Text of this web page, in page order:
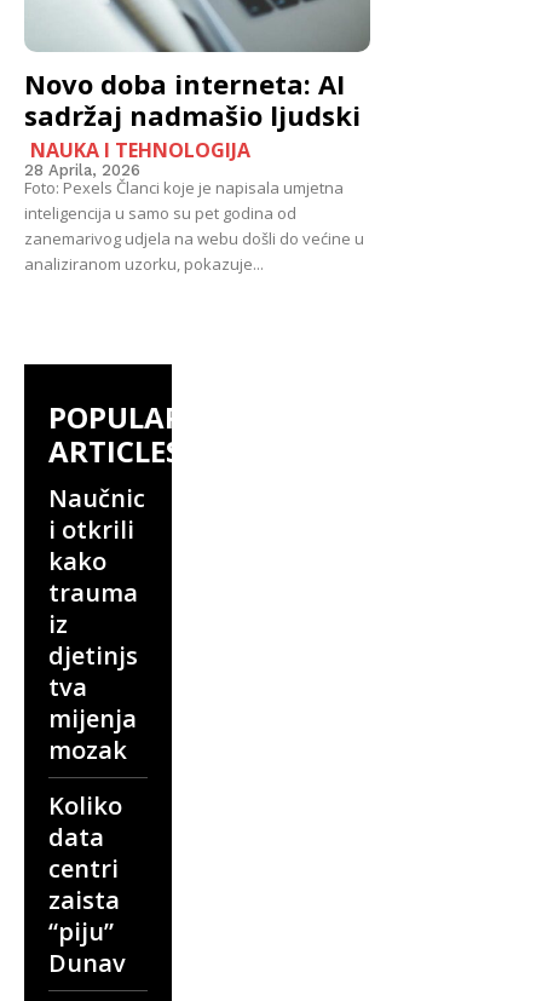
Novo doba interneta: AI
sadržaj nadmašio ljudski
NAUKA I TEHNOLOGIJA
28 Aprila, 2026
Foto: Pexels Članci koje je napisala umjetna
inteligencija u samo su pet godina od
zanemarivog udjela na webu došli do većine u
analiziranom uzorku, pokazuje...
POPULAR
ARTICLES
Naučnic
i otkrili
kako
trauma
iz
djetinjs
tva
mijenja
mozak
Koliko
data
centri
zaista
“piju”
Dunav